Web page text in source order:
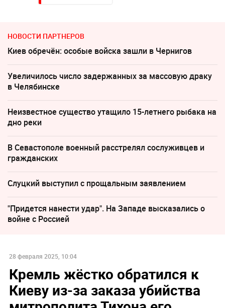
НОВОСТИ ПАРТНЕРОВ
Киев обречён: особые войска зашли в Чернигов
Увеличилось число задержанных за массовую драку
в Челябинске
Неизвестное существо утащило 15-летнего рыбака на
дно реки
В Севастополе военный расстрелял сослуживцев и
гражданских
Слуцкий выступил с прощальным заявлением
"Придется нанести удар". На Западе высказались о
войне с Россией
28 февраля 2025, 10:04
Кремль жёстко обратился к
Киеву из-за заказа убийства